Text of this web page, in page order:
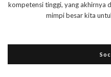
kompetensi tinggi, yang akhirnya
mimpi besar kita